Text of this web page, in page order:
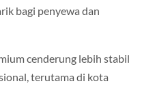
bagi penyewa dan
cenderung lebih stabil
terutama di kota